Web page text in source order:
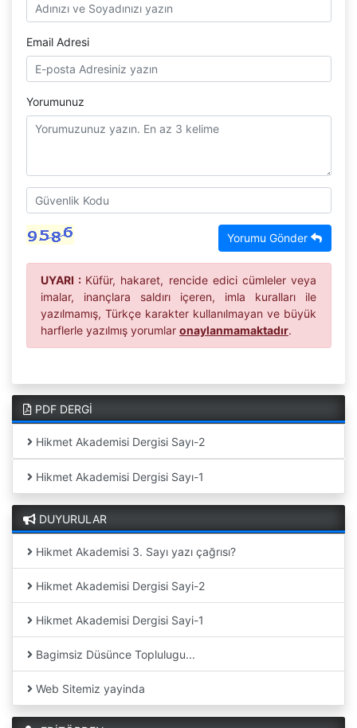
Email Adresi
Yorumunuz
Yorumu Gönder
UYARI : Küfür, hakaret, rencide edici cümleler veya
imalar, inançlara saldırı içeren, imla kuralları ile
yazılmamış, Türkçe karakter kullanılmayan ve büyük
harflerle yazılmış yorumlar onaylanmamaktadır.
PDF DERGİ
Hikmet Akademisi Dergisi Sayı-2
Hikmet Akademisi Dergisi Sayı-1
DUYURULAR
Hikmet Akademisi 3. Sayı yazı çağrısı?
Hikmet Akademisi Dergisi Sayi-2
Hikmet Akademisi Dergisi Sayi-1
Bagimsiz Düsünce Toplulugu...
Web Sitemiz yayinda